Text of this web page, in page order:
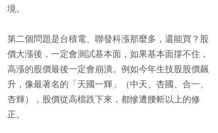
境。
第二個問題是台積電、聯發科漲那麼多，還能買？股
價大漲後，一定會測試基本面，如果基本面撐不住，
高漲的股價最後一定會崩潰。例如今年生技股股價飆
升，像最著名的「天國一輝」（中天、杏國、合一、
杏輝），股價從高檔跌下來，都慘遭腰斬以上的修
正。